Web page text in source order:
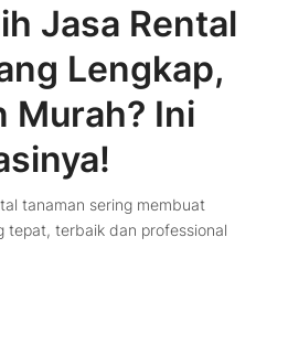
Jasa Rental
Lengkap,
Murah? Ini
tanaman sering membuat
tepat, terbaik dan professional